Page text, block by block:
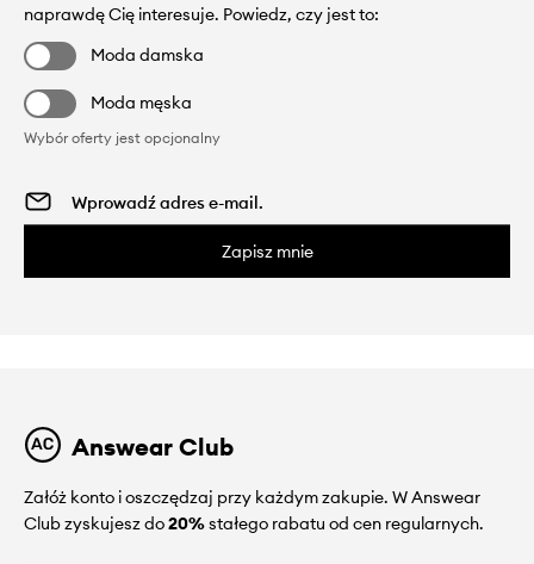
naprawdę Cię interesuje. Powiedz, czy jest to:
Moda damska
Moda męska
Wybór oferty jest opcjonalny
Zapisz mnie
Answear Club
Załóż konto i oszczędzaj przy każdym zakupie. W Answear
Club zyskujesz do20%stałego rabatu od cen regularnych.